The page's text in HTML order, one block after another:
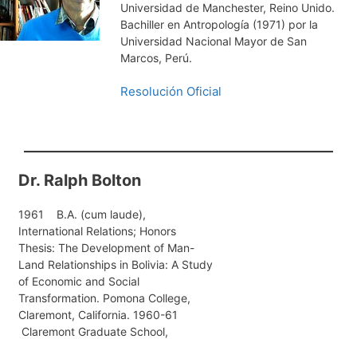
Universidad de Manchester, Reino Unido.
Bachiller en Antropología (1971) por la
Universidad Nacional Mayor de San
Marcos, Perú.
Resolución Oficial
Dr. Ralph Bolton
1961 B.A. (cum laude),
International Relations; Honors
Thesis: The Development of Man-
Land Relationships in Bolivia: A Study
of Economic and Social
Transformation. Pomona College,
Claremont, California. 1960-61
Claremont Graduate School,